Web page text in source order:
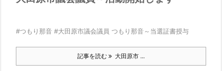
#つもり那音 #大田原市議会議員 つもり那音～当選証書授与
記事を読む 大田原市 ...